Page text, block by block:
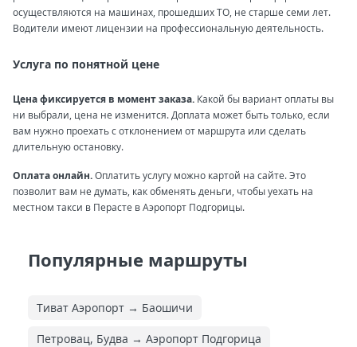
осуществляются на машинах, прошедших ТО, не старше семи лет.
Водители имеют лицензии на профессиональную деятельность.
Услуга по понятной цене
Цена фиксируется в момент заказа. Какой бы вариант оплаты вы
ни выбрали, цена не изменится. Доплата может быть только, если
вам нужно проехать с отклонением от маршрута или сделать
длительную остановку.
Оплата онлайн.Оплатить услугу можно картой на сайте. Это
позволит вам не думать, как обменять деньги, чтобы уехать на
местном такси в Перасте в Аэропорт Подгорицы.
Популярные маршруты
Тиват Аэропорт → Баошичи
Петровац, Будва → Аэропорт Подгорица